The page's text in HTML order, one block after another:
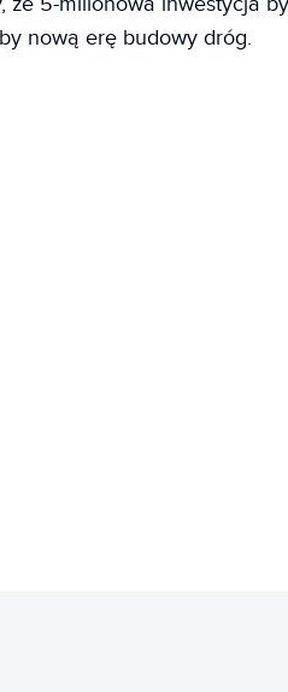
nową erę budowy dróg.